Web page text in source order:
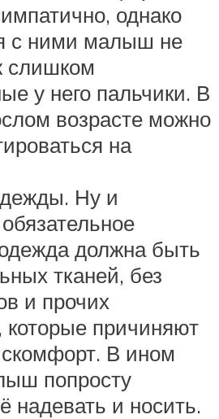
однако
с ними малыш не
слишком
у него пальчики. В
возрасте можно
на
Ну и
должна быть
тканей, без
и прочих
которые причиняют
В ином
попросту
надевать и носить.